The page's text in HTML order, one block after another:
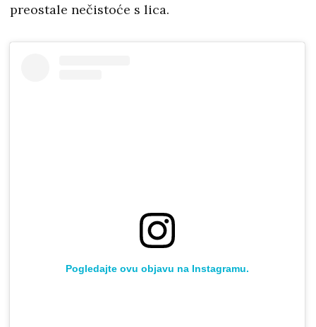
preostale nečistoće s lica.
Pogledajte ovu objavu na Instagramu.